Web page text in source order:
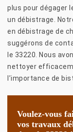
plus pour dégager
un débistrage.
en débistrage de
suggérons de
le 33220. Nous
nettoyer
l’importance de
Voulez-vous
vos travaux